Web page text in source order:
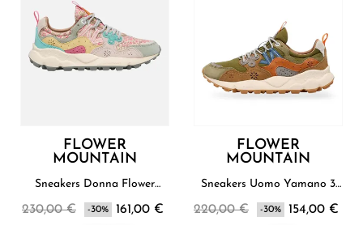
FLOWER
MOUNTAIN
Sneakers Donna Flower
230,00 € -30% 161,00 €
FLOWER
MOUNTAIN
Sneakers Uomo Yamano 3
220,00 € -30% 154,00 €